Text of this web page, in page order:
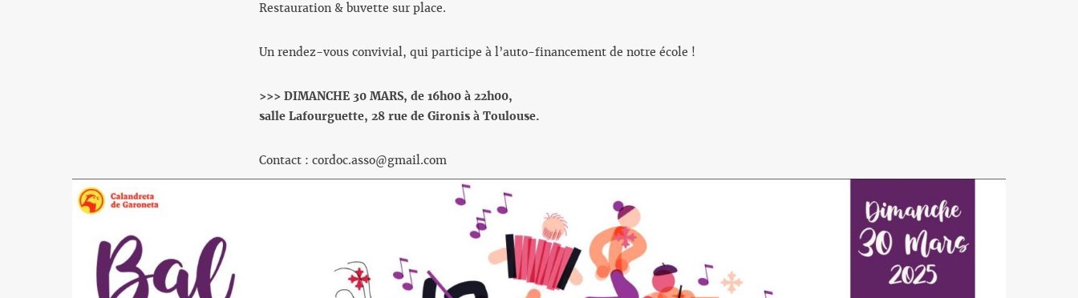
Restauration & buvette sur place.
Un rendez-vous convivial, qui participe à l’auto-financement de notre école !
>>> DIMANCHE 30 MARS, de 16h00 à 22h00,
salle Lafourguette, 28 rue de Gironis à Toulouse.
Contact : cordoc.asso@gmail.com